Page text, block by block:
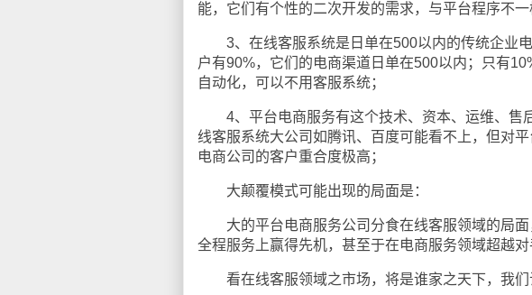
能，它们有个性的二次开发的需求，与平台程序不一
3、在线客服系统是日单在500以内的传统企业
户有90%，它们的电商渠道日单在500以内；只有
自动化，可以不用客服系统；
4、平台电商服务有这个技术、资本、运维、售
线客服系统大公司如腾讯、百度可能看不上，但对
电商公司的客户重合度极高；
大颠覆模式可能出现的局面是：
大的平台电商服务公司分食在线客服领域的局面
全程服务上赢得先机，甚至于在电商服务领域超越对
看在线客服领域之市场，将是谁家之天下，我们